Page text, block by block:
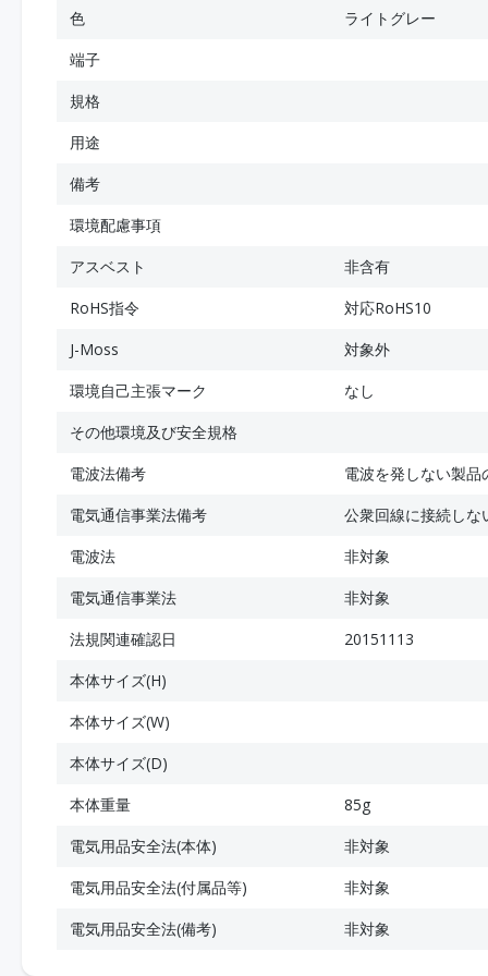
色
ライトグレー
端子
規格
用途
備考
環境配慮事項
アスベスト
非含有
RoHS指令
対応RoHS10
J-Moss
対象外
環境自己主張マーク
なし
その他環境及び安全規格
電波法備考
電波を発しない製品
電気通信事業法備考
公衆回線に接続しな
電波法
非対象
電気通信事業法
非対象
法規関連確認日
20151113
本体サイズ(H)
本体サイズ(W)
本体サイズ(D)
本体重量
85g
電気用品安全法(本体)
非対象
電気用品安全法(付属品等)
非対象
電気用品安全法(備考)
非対象